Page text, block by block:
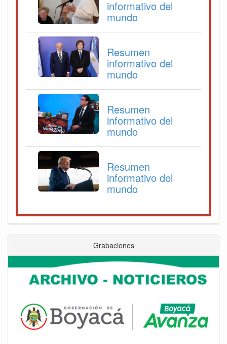
informativo del
mundo
Resumen
informativo del
mundo
Resumen
informativo del
mundo
Resumen
informativo del
mundo
Grabaciones